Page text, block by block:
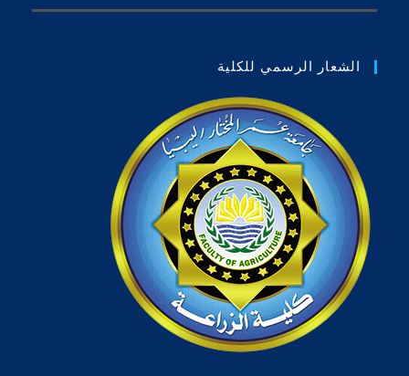
الشعار الرسمي للكلية